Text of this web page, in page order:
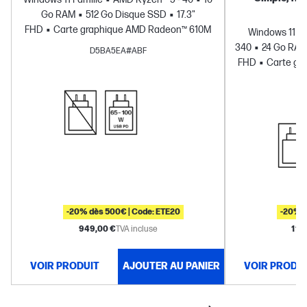
Go RAM
512 Go Disque SSD
17.3"
FHD
Carte graphique AMD Radeon™ 610M
D5BA5EA#ABF
-20% dès 500€ | Code: ETE20
949,00 €TVA incluse
VOIR PRODUIT AJOUTER AU PANIER
Windows 11
340
24 Go RAM
FHD
Carte
-20%
1
VOIR